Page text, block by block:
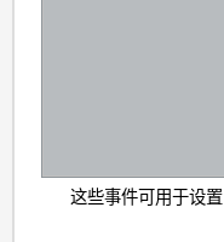
这些事件可用于设置